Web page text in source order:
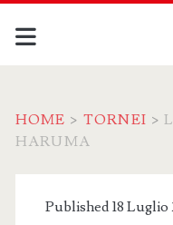
HOME > TORNEI >
HARUMA
Published 18 Luglio